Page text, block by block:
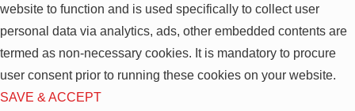
website to function and is used specifically to collect user
personal data via analytics, ads, other embedded contents are
termed as non-necessary cookies. It is mandatory to procure
user consent prior to running these cookies on your website.
SAVE & ACCEPT